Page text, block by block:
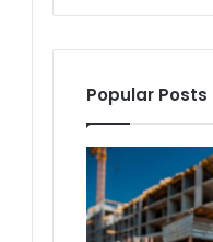
Popular Posts